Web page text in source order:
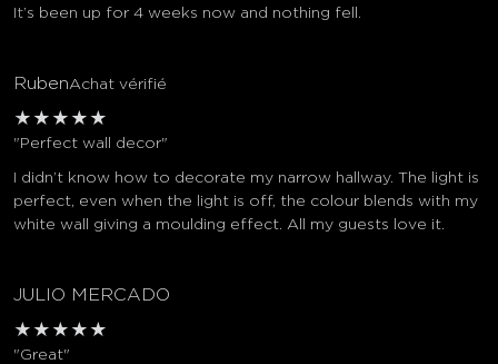
It’s been up for 4 weeks now and nothing fell.
RubenAchat vérifié
★ ★ ★ ★ ★
"Perfect wall decor"
I didn’t know how to decorate my narrow hallway. The light is
perfect, even when the light is off, the colour blends with my
white wall giving a moulding effect. All my guests love it.
JULIO MERCADO
★ ★ ★ ★ ★
"Great"